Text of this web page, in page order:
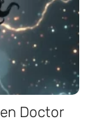
Doctor